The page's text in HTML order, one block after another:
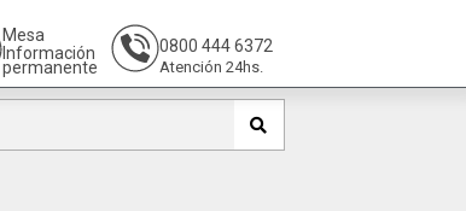
Mesa
Información
permanente
0800 444 6372
Atención 24hs.